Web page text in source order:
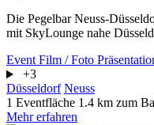
Die Pegelbar Neuss-
mit SkyLounge nahe
Event Film / Foto
+3
Düsseldorf Neuss
1 Eventfläche 1.4 km zum
Mehr erfahren